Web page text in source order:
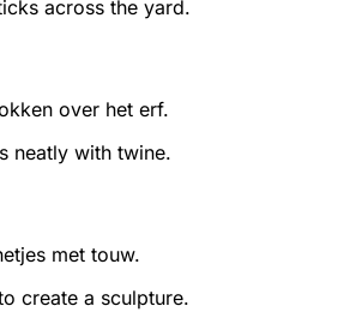
across the yard.
over het erf.
neatly with twine.
met touw.
create a sculpture.